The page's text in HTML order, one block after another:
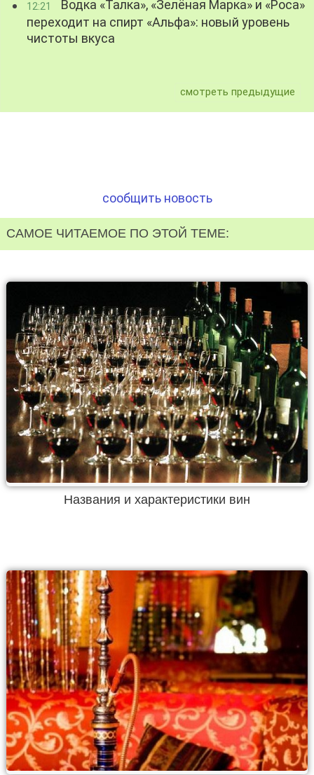
12:21
Водка «Талка», «Зелёная Марка» и «Роса»
переходит на спирт «Альфа»: новый уровень
чистоты вкуса
смотреть предыдущие
сообщить новость
САМОЕ ЧИТАЕМОЕ ПО ЭТОЙ ТЕМЕ:
Названия и характеристики вин